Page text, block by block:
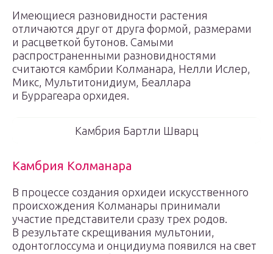
Имеющиеся разновидности растения
отличаются друг от друга формой, размерами
и расцветкой бутонов. Самыми
распространенными разновидностями
считаются камбрии Колманара, Нелли Ислер,
Микс, Мультитонидиум, Беаллара
и Буррагеара орхидея.
Камбрия Бартли Шварц
Камбрия Колманара
В процессе создания орхидеи искусственного
происхождения Колманары принимали
участие представители сразу трех родов.
В результате скрещивания мультонии,
одонтоглоссума и онцидиума появился на свет